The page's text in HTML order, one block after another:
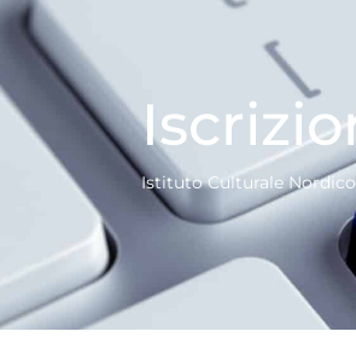
Istituto Culturale Nordico